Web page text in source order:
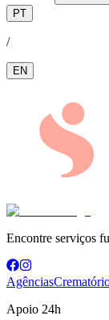
PT
/
EN
Encontre serviços
Agências
Apoio 24h